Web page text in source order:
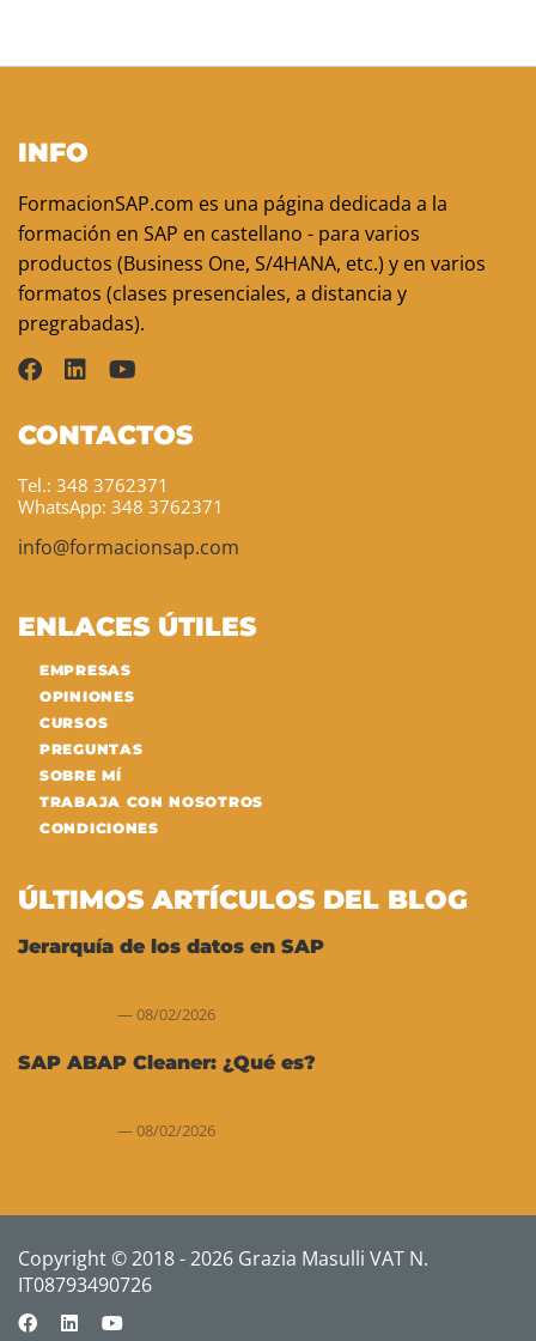
INFO
FormacionSAP.com es una página dedicada a la
formación en SAP en castellano - para varios
productos (Business One, S/4HANA, etc.) y en varios
formatos (clases presenciales, a distancia y
pregrabadas).
CONTACTOS
Tel.: 348 3762371
WhatsApp: 348 3762371
info@formacionsap.com
ENLACES ÚTILES
EMPRESAS
OPINIONES
CURSOS
PREGUNTAS
SOBRE MÍ
TRABAJA CON NOSOTROS
CONDICIONES
ÚLTIMOS ARTÍCULOS DEL BLOG
Jerarquía de los datos en SAP
08/02/2026
SAP ABAP Cleaner: ¿Qué es?
08/02/2026
Copyright © 2018 - 2026 Grazia Masulli VAT N.
IT08793490726